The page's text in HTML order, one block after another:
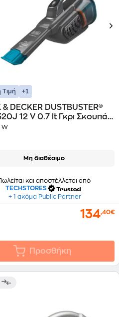
Τιμή +1
DECKER DUSTBUSTER®
12 V 0.7 lt Γκρι Σκουπάκι
W
Μη διαθέσιμο
και αποστέλλεται από
TECHSTORES
+ 1 ακόμα Public Partner
134,40€
Προσθήκη